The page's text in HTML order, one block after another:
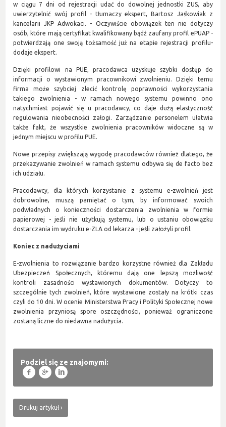
w ciągu 7 dni od rejestracji udać do dowolnej jednostki ZUS, aby
uwierzytelnić swój profil - tłumaczy ekspert, Bartosz Jaśkowiak z
kancelarii JKP Adwokaci. - Oczywiście obowiązek ten nie dotyczy
osób, które mają certyfikat kwalifikowany bądź zaufany profil ePUAP -
potwierdzają one swoją tożsamość już na etapie rejestracji profilu-
dodaje ekspert.
Dzięki profilowi na PUE, pracodawca uzyskuje szybki dostęp do
informacji o wystawionym pracownikowi zwolnieniu. Dzięki temu
firma może szybciej zlecić kontrolę poprawności wykorzystania
takiego zwolnienia - w ramach nowego systemu powinno ono
natychmiast pojawić się u pracodawcy, co daje dużą elastyczność
regulowania nieobecności załogi. Zarządzanie personelem ułatwia
także fakt, że wszystkie zwolnienia pracowników widoczne są w
jednym miejscu w profilu PUE.
Nowe przepisy zwiększają wygodę pracodawców również dlatego, że
przekazywanie zwolnień w ramach systemu odbywa się de facto bez
ich udziału.
Pracodawcy, dla których korzystanie z systemu e-zwolnień jest
dobrowolne, muszą pamiętać o tym, by informować swoich
podwładnych o konieczności dostarczenia zwolnienia w formie
papierowej - jeśli nie użytkują systemu, lub o ustaniu obowiązku
dostarczania im wydruku e-ZLA od lekarza - jeśli założyli profil.
Koniec z nadużyciami
E-zwolnienia to rozwiązanie bardzo korzystne również dla Zakładu
Ubezpieczeń Społecznych, któremu dają one lepszą możliwość
kontroli zasadności wystawionych dokumentów. Dotyczy to
szczególnie tych zwolnień, które wystawione zostały na krótki czas
czyli do 10 dni. W ocenie Ministerstwa Pracy i Polityki Społecznej nowe
zwolnienia przyniosą spore oszczędności, ponieważ ograniczone
zostaną liczne do niedawna nadużycia.
Podziel się ze znajomymi:
f g l
Drukuj artykuł